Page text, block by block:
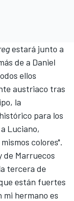
estará junto a
de a Daniel
ellos
austriaco tras
la
para los
Luciano,
colores".
de Marruecos
tercera de
están fuertes
mi hermano es